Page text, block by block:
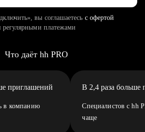
вы соглашаетесь с офертой
регулярными платежами
Что даёт hh PRO
приглашений
в компанию
В 2,4 раза больше
Специалистов с hh
чаще